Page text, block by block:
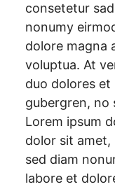
consetetur
nonumy
dolore magna
voluptua. At
duo dolores et
gubergren, no
Lorem ipsum
dolor sit amet,
sed diam
labore et